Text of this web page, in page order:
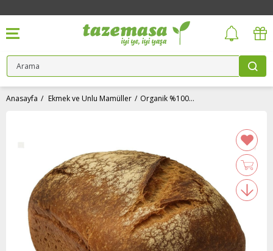
Anasayfa Ekmek ve Unlu Mamüller Organik %100 Tam Siyez Köy Ekmeği (500 gr) Ekotime